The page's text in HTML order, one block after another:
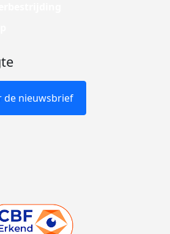
de nieuwsbrief